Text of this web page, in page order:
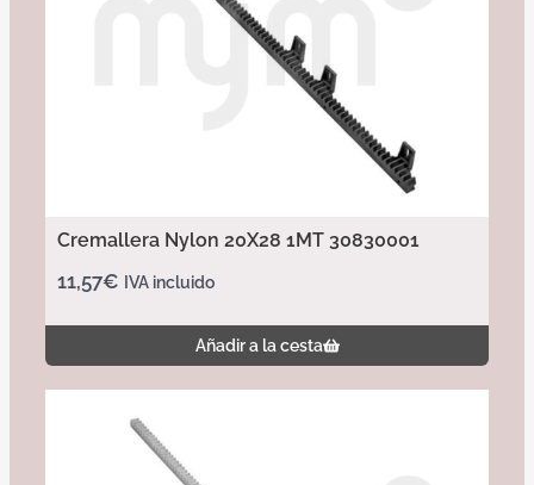
Cremallera Nylon 20X28 1MT 30830001
11,57€ IVA incluido
Añadir a la cesta